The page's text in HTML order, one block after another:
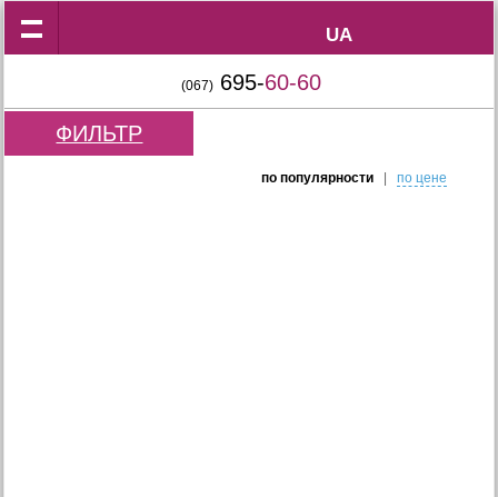
UA
UA
(067) 695-60-60
ФИЛЬТР
по популярности| по цене